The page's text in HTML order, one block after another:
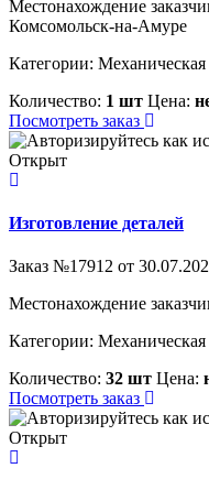
Местонахождение
Комсомольск-на-Амуре
Категории: Механическая
Количество: 1 шт Цена:
Посмотреть заказ
Открыт
Изготовление деталей
Заказ №17912 от
Местонахождение
Категории: Механическая
Количество: 32 шт Цена:
Посмотреть заказ
Открыт